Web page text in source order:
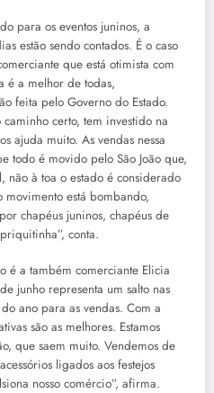
para os eventos juninos, a
estão sendo contados. É o caso
que está otimista com
é a melhor de todas,
feita pelo Governo do Estado.
certo, tem investido na
ajuda muito. As vendas nessa
todo é movido pelo São João que,
à toa o estado é considerado
movimento está bombando,
chapéus juninos, chapéus de
conta.
é a também comerciante Elicia
junho representa um salto nas
ano para as vendas. Com a
são as melhores. Estamos
que saem muito. Vendemos de
ligados aos festejos
nosso comércio”, afirma.